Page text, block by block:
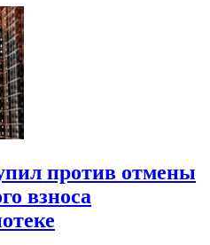
против отмены
взноса